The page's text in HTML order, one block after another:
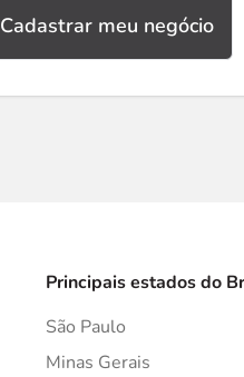
Cadastrar meu negócio
Principais estados do
São Paulo
Minas Gerais